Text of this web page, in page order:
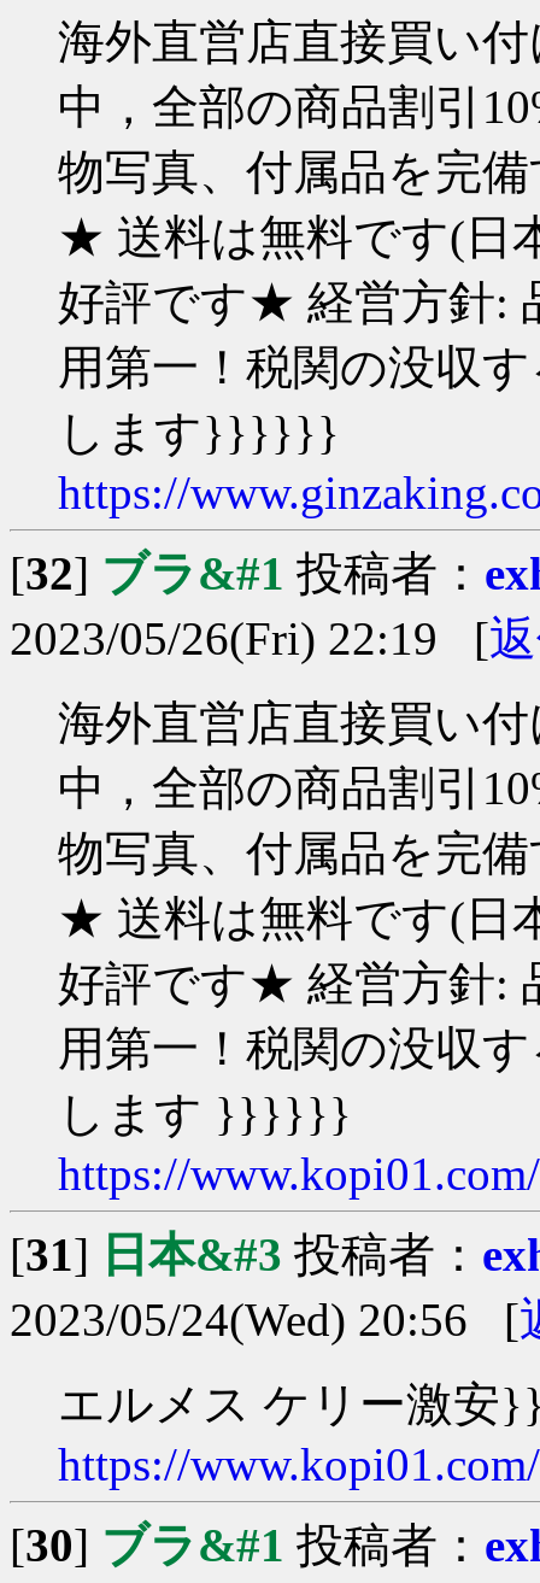
海外直営店直接買い
中，全部の商品割引
物写真、付属品を完
★ 送料は無料です(日
好評です★ 経営方針:
用第一！税関の没収
します}}}}}}
https://
[32] ブラ&#1 投稿者：
2023/05/26(Fri) 22:19 [
海外直営店直接買い
中，全部の商品割引
物写真、付属品を完
★ 送料は無料です(日
好評です★ 経営方針:
用第一！税関の没収
します }}}}}}
https://
[31] 日本&#3 投稿者：
2023/05/24(Wed) 20:56 [
エルメス ケリー激
https://
[30] ブラ&#1 投稿者：